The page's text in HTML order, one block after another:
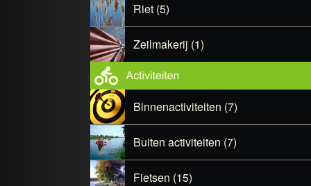
Riet (5)
Zeilmakerij (1)
Binnenactiviteiten (7)
Buiten activiteiten (7)
Fietsen (15)